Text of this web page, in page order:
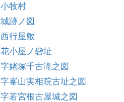
小牧村
城跡ノ図
西行屋敷
花小屋ノ砦址
字姥塚千古滝之図
字峯山実相院古址之図
字若宮根古屋城之図